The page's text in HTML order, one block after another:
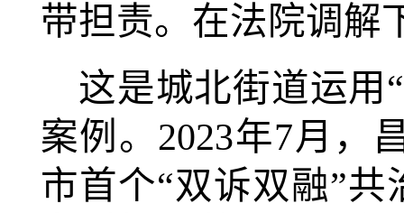
带担责。在法院调解
这是城北街道运用
案例。2023年7月，
市首个“双诉双融”共